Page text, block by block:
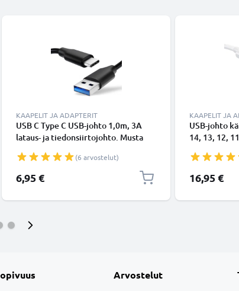
KAAPELIT JA ADAPTERIT
USB C Type C USB-johto 1,0m, 3A
lataus- ja tiedonsiirtojohto. Musta
USB-kaapeli
(6 arvostelut)
6,95 €
KAAPELIT JA
USB-johto
14, 13, 12,
Valkoinen
16,95 €
Arvostelut